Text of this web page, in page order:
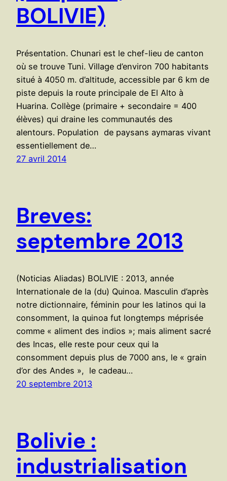
BOLIVIE)
Présentation. Chunari est le chef-lieu de canton
où se trouve Tuni. Village d’environ 700 habitants
situé à 4050 m. d’altitude, accessible par 6 km de
piste depuis la route principale de El Alto à
Huarina. Collège (primaire + secondaire = 400
élèves) qui draine les communautés des
alentours. Population de paysans aymaras vivant
essentiellement de…
27 avril 2014
Breves:
septembre 2013
(Noticias Aliadas) BOLIVIE : 2013, année
Internationale de la (du) Quinoa. Masculin d’après
notre dictionnaire, féminin pour les latinos qui la
consomment, la quinoa fut longtemps méprisée
comme « aliment des indios »; mais aliment sacré
des Incas, elle reste pour ceux qui la
consomment depuis plus de 7000 ans, le « grain
d’or des Andes », le cadeau…
20 septembre 2013
Bolivie :
industrialisation